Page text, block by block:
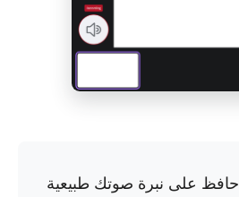
حافظ على نبرة صوتك طبيعية